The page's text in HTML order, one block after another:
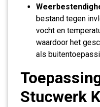
bestand tegen
vocht en
waardoor het
als
Stucwerk